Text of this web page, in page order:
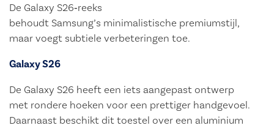
De Galaxy S26‑reeks
behoudt Samsung’s minimalistische premiumstijl,
maar voegt subtiele verbeteringen toe.
Galaxy S26
De Galaxy S26 heeft een iets aangepast ontwerp
met rondere hoeken voor een prettiger handgevoel.
Daarnaast beschikt dit toestel over een aluminium